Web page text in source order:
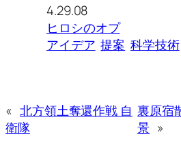
4.29.08
ヒロシのオプ
アイデア 提案 科学技術
« 北方領土奪還作戦 自
衛隊
裏原宿
景 »